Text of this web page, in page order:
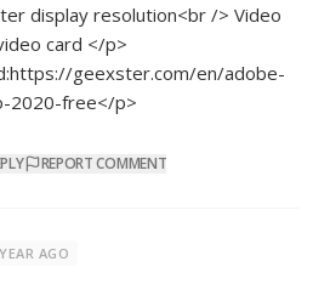
display resolution<br /> Video
card </p>
https://geexster.com/en/adobe-
2020-free</p>
REPORT COMMENT
AGO